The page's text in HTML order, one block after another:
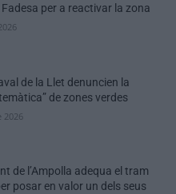
per a reactivar la zona
de la Llet denuncien la
de zones verdes
2026
de l’Ampolla adequa el tram
posar en valor un dels seus